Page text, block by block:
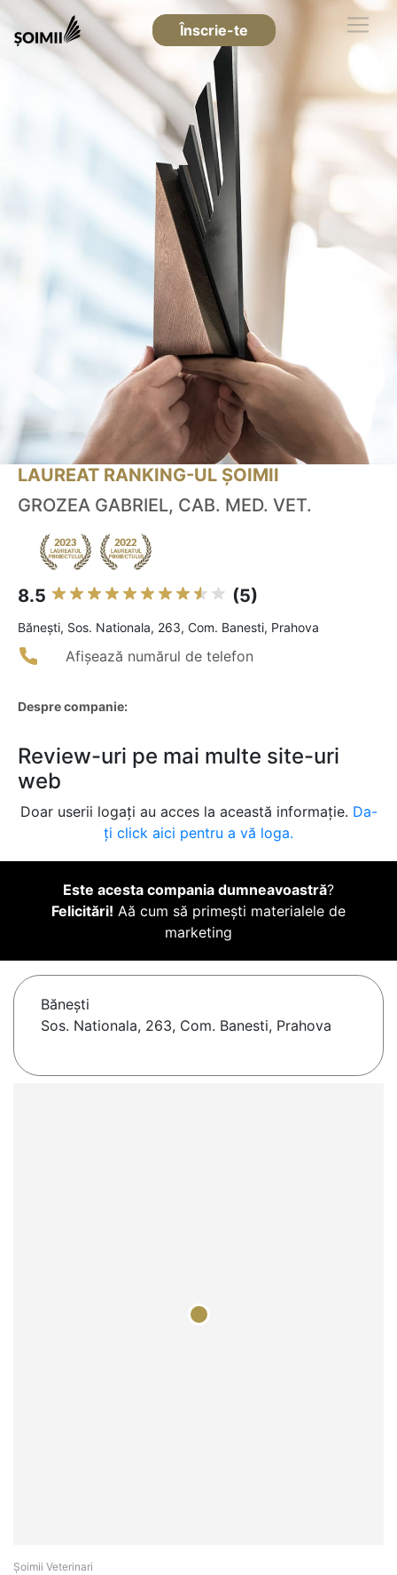
Înscrie-te
LAUREAT RANKING-UL ȘOIMII
GROZEA GABRIEL, CAB. MED. VET.
8.5 (5)
Băneşti, Sos. Nationala, 263, Com. Banesti, Prahova
Afișează numărul de telefon
Despre companie:
Review-uri pe mai multe site-uri
web
Doar userii logați au acces la această informație. Da-
ți click aici pentru a vă loga.
Este acesta compania dumneavoastră?
Felicitări! Aă cum să primești materialele de
marketing
Băneşti
Sos. Nationala, 263, Com. Banesti, Prahova
Șoimii Veterinari